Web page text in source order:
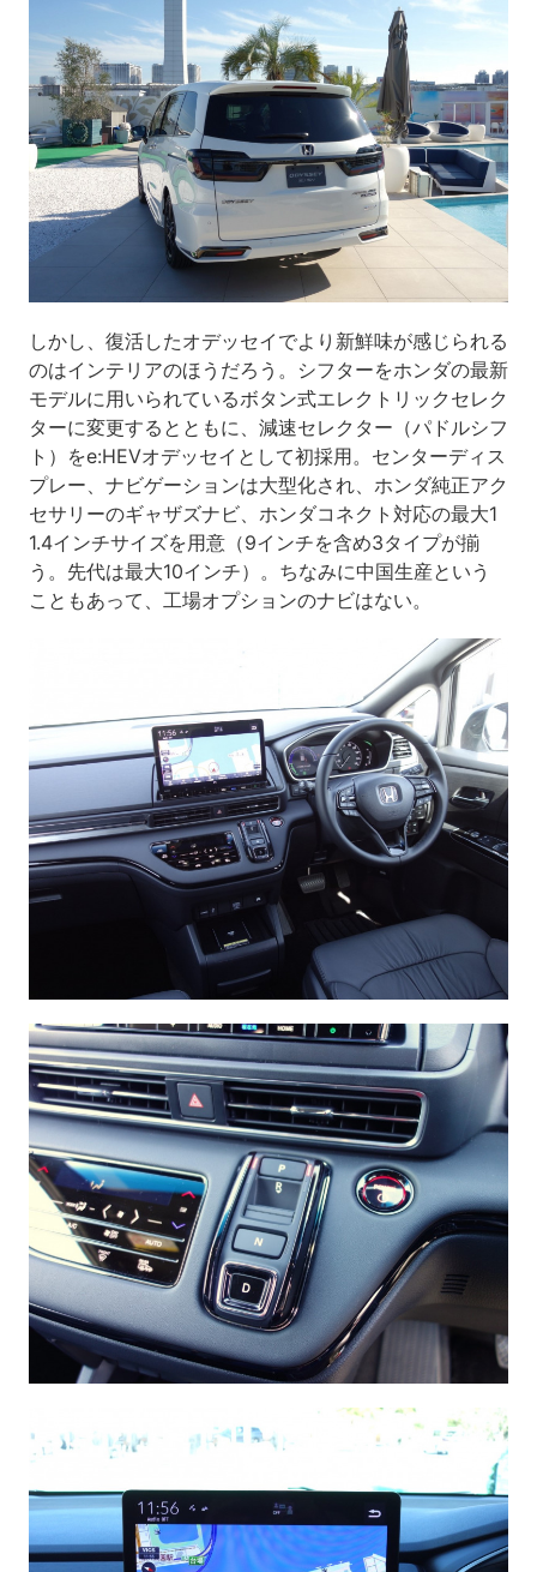
しかし、復活したオデッセイでより新鮮味が感じられる
のはインテリアのほうだろう。シフターをホンダの最新
モデルに用いられているボタン式エレクトリックセレク
ターに変更するとともに、減速セレクター（パドルシフ
ト）をe:HEVオデッセイとして初採用。センターディス
プレー、ナビゲーションは大型化され、ホンダ純正アク
セサリーのギャザズナビ、ホンダコネクト対応の最大1
1.4インチサイズを用意（9インチを含め3タイプが揃
う。先代は最大10インチ）。ちなみに中国生産という
こともあって、工場オプションのナビはない。